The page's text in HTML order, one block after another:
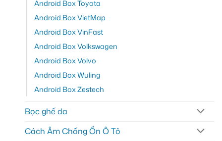
Android Box Toyota
Android Box VietMap
Android Box VinFast
Android Box Volkswagen
Android Box Volvo
Android Box Wuling
Android Box Zestech
Bọc ghế da
Cách Âm Chống Ồn Ô Tô